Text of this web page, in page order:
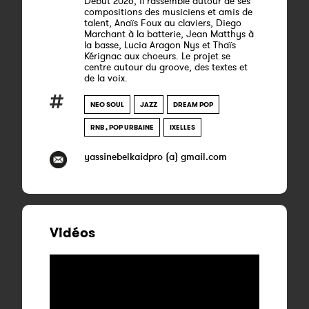
compositions des musiciens et amis de
talent, Anaïs Foux au claviers, Diego
Marchant à la batterie, Jean Matthys à
la basse, Lucia Aragon Nys et Thaïs
Kérignac aux choeurs. Le projet se
centre autour du groove, des textes et
de la voix.
NEO SOUL JAZZ DREAM POP
RNB , POP URBAINE IXELLES
yassinebelkaidpro (a) gmail.com
Vidéos